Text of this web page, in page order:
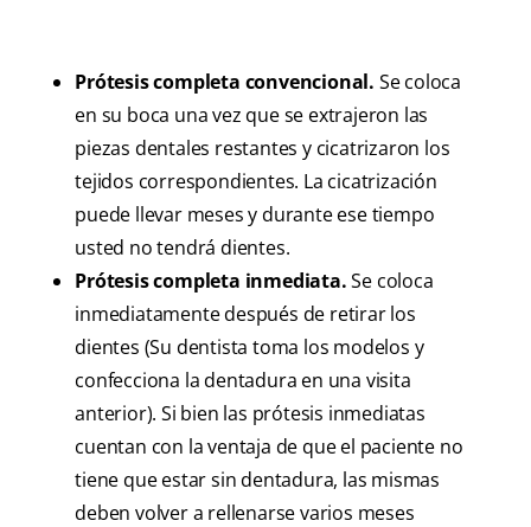
Prótesis completa convencional. Se coloca
en su boca una vez que se extrajeron las
piezas dentales restantes y cicatrizaron los
tejidos correspondientes. La cicatrización
puede llevar meses y durante ese tiempo
usted no tendrá dientes.
Prótesis completa inmediata.Se coloca
inmediatamente después de retirar los
dientes (Su dentista toma los modelos y
confecciona la dentadura en una visita
anterior). Si bien las prótesis inmediatas
cuentan con la ventaja de que el paciente no
tiene que estar sin dentadura, las mismas
deben volver a rellenarse varios meses